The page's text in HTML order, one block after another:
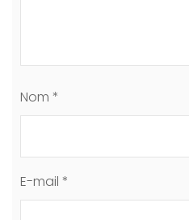
Nom *
E-mail *